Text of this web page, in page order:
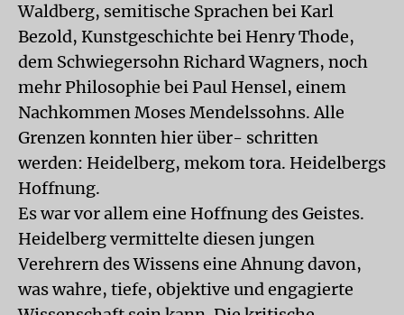
Waldberg, semitische Sprachen bei Karl
Bezold, Kunstgeschichte bei Henry Thode,
dem Schwiegersohn Richard Wagners, noch
mehr Philosophie bei Paul Hensel, einem
Nachkommen Moses Mendelssohns. Alle
Grenzen konnten hier über- schritten
werden: Heidelberg, mekom tora. Heidelbergs
Hoffnung.
Es war vor allem eine Hoffnung des Geistes.
Heidelberg vermittelte diesen jungen
Verehrern des Wissens eine Ahnung davon,
was wahre, tiefe, objektive und engagierte